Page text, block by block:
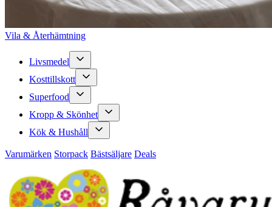
Vila & Återhämtning
Livsmedel
Kosttillskott
Superfood
Kropp & Skönhet
Kök & Hushåll
Varumärken Storpack Bästsäljare Deals